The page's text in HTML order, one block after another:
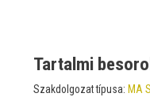
Tartalmi
Szakdolgozat típusa: MA